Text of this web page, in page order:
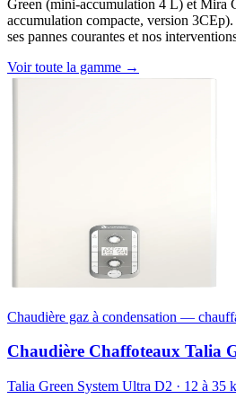
Green (mini-accumulation 4 L) et Mira
accumulation compacte, version
ses pannes courantes et nos
Voir toute la gamme →
Chaudière gaz à condensation —
Chaudière Chaffoteaux Talia
Talia Green System Ultra D2 · 12 à 35